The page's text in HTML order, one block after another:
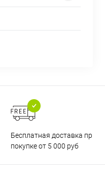
Бесплатная доставка при
покупке от 5 000 руб